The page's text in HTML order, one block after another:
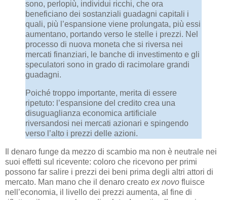
sono, perlopiù, individui ricchi, che ora
beneficiano dei sostanziali guadagni capitali i
quali, più l’espansione viene prolungata, più essi
aumentano, portando verso le stelle i prezzi. Nel
processo di nuova moneta che si riversa nei
mercati finanziari, le banche di investimento e gli
speculatori sono in grado di racimolare grandi
guadagni.
Poiché troppo importante, merita di essere
ripetuto: l’espansione del credito crea una
disuguaglianza economica artificiale
riversandosi nei mercati azionari e spingendo
verso l’alto i prezzi delle azioni.
Il denaro funge da mezzo di scambio ma non è neutrale nei
suoi effetti sul ricevente: coloro che ricevono per primi
possono far salire i prezzi dei beni prima degli altri attori di
mercato. Man mano che il denaro creato ex novo fluisce
nell’economia, il livello dei prezzi aumenta, al fine di